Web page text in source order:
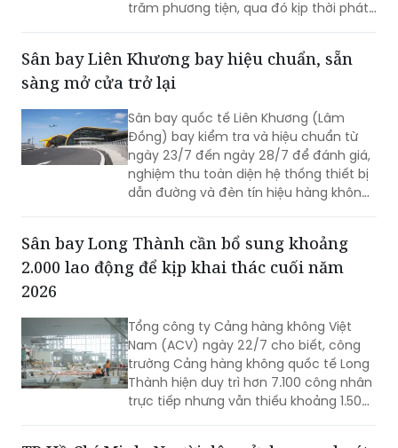
trăm phương tiện, qua đó kịp thời phát
Sân bay Liên Khương bay hiệu chuẩn, sẵn
sàng mở cửa trở lại
Sân bay quốc tế Liên Khương (Lâm
Đồng) bay kiểm tra và hiệu chuẩn từ
ngày 23/7 đến ngày 28/7 để đánh giá,
nghiệm thu toàn diện hệ thống thiết bị
dẫn đường và đèn tín hiệu hàng không
bay Liên Khương khai thác trở lại vào
ngày 19/8.
Sân bay Long Thành cần bổ sung khoảng
2.000 lao động để kịp khai thác cuối năm
2026
Tổng công ty Cảng hàng không Việt
Nam (ACV) ngày 22/7 cho biết, công
trường Cảng hàng không quốc tế Long
Thành hiện duy trì hơn 7.100 công nhân
trực tiếp nhưng vẫn thiếu khoảng 1.500